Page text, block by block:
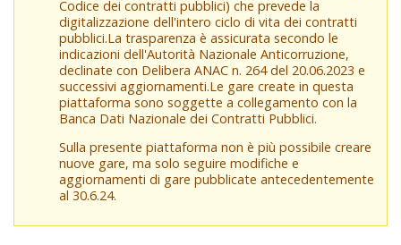
Codice dei contratti pubblici) che prevede la
digitalizzazione dell'intero ciclo di vita dei contratti
pubblici.La trasparenza è assicurata secondo le
indicazioni dell'Autorità Nazionale Anticorruzione,
declinate con Delibera ANAC n. 264 del 20.06.2023 e
successivi aggiornamenti.Le gare create in questa
piattaforma sono soggette a collegamento con la
Banca Dati Nazionale dei Contratti Pubblici.
Sulla presente piattaforma non è più possibile creare
nuove gare, ma solo seguire modifiche e
aggiornamenti di gare pubblicate antecedentemente
al 30.6.24.